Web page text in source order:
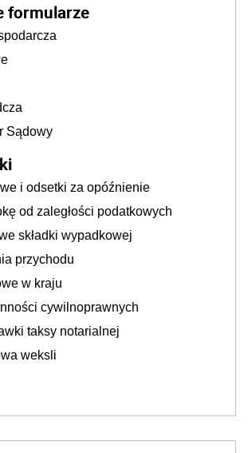
formularze
Sądowy
i odsetki za opóźnienie
od zaległości podatkowych
składki wypadkowej
przychodu
w kraju
cywilnoprawnych
taksy notarialnej
weksli